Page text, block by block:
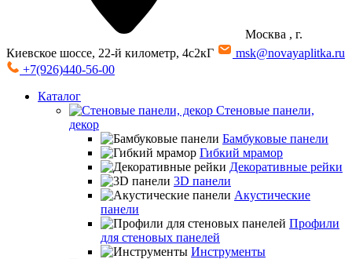
Москва , г.
Киевское шоссе, 22-й километр, 4с2кГ
msk@novayaplitka.ru
+7(926)440-56-00
Каталог
Стеновые панели,
декор
Бамбуковые панели
Гибкий мрамор
Декоративные рейки
3D панели
Акустические
панели
Профили
для стеновых панелей
Инструменты